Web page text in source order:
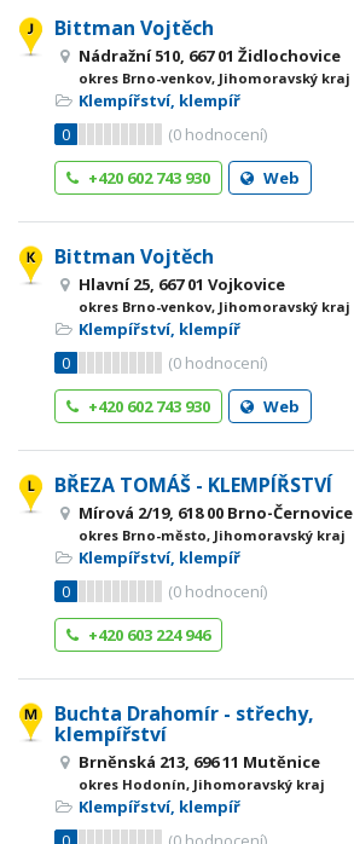
Bittman Vojtěch
Nádražní 510, 667 01 Židlochovice
okres Brno-venkov, Jihomoravský kraj
Klempířství, klempíř
0
(0 hodnocení)
+420 602 743 930
Web
Bittman Vojtěch
Hlavní 25, 667 01 Vojkovice
okres Brno-venkov, Jihomoravský kraj
Klempířství, klempíř
0
(0 hodnocení)
+420 602 743 930
Web
BŘEZA TOMÁŠ - KLEMPÍŘSTVÍ
Mírová 2/19, 618 00 Brno-Černovice
okres Brno-město, Jihomoravský kraj
Klempířství, klempíř
0
(0 hodnocení)
+420 603 224 946
Buchta Drahomír - střechy,
klempířství
Brněnská 213, 696 11 Mutěnice
okres Hodonín, Jihomoravský kraj
Klempířství, klempíř